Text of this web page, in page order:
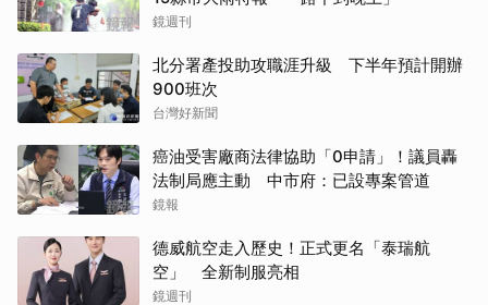
鏡週刊
北分署產投助攻職涯升級 下半年預計開辦
900班次
台灣好新聞
癌油受害廠商法律協助「0申請」！議員轟
法制局應主動 中市府：已設專案管道
鏡報
德威航空走入歷史！正式更名「泰瑞航
空」 全新制服亮相
鏡週刊